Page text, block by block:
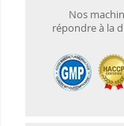
Nos
répondre à la